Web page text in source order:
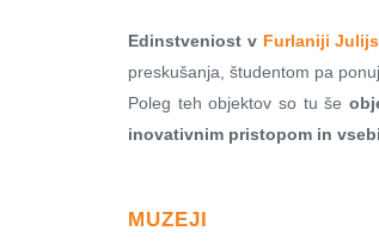
Edinstveniost v Furlaniji
preskušanja, študentom pa
Poleg teh objektov so tu še
inovativnim pristopom in
MUZEJI